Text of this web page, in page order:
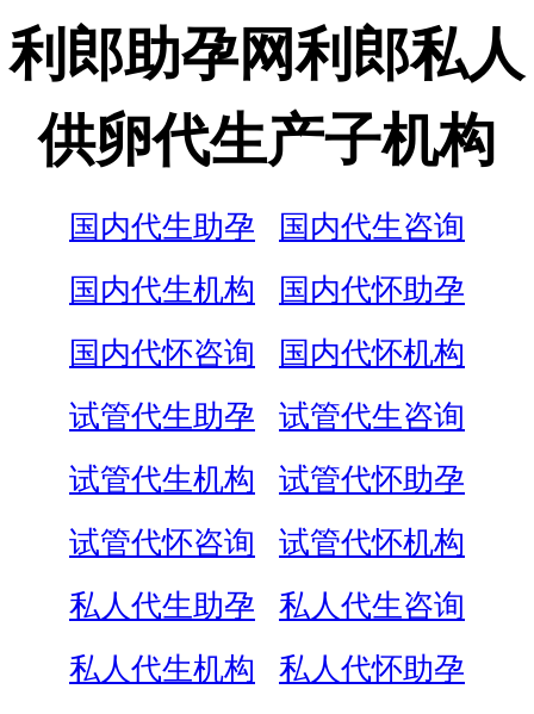
利郎助孕网利郎私人
供卵代生产子机构
国内代生助孕
国内代生咨询
国内代生机构
国内代怀助孕
国内代怀咨询
国内代怀机构
试管代生助孕
试管代生咨询
试管代生机构
试管代怀助孕
试管代怀咨询
试管代怀机构
私人代生助孕
私人代生咨询
私人代生机构
私人代怀助孕